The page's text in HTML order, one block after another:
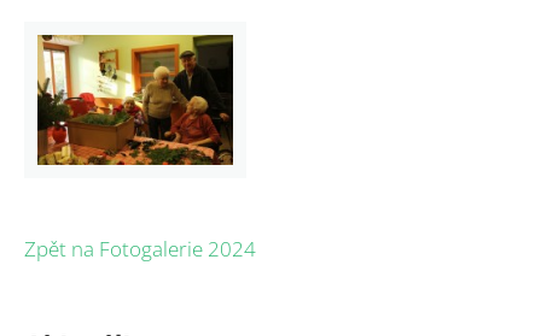
Zpět na Fotogalerie 2024